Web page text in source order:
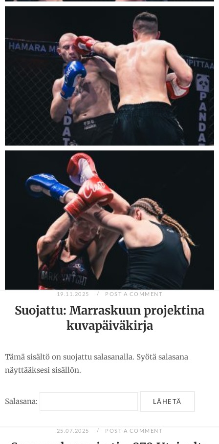
19.11.2025 POST A COMMENT
Suojattu: Marraskuun projektina
kuvapäiväkirja
Tämä sisältö on suojattu salasanalla. Syötä salasana
näyttääksesi sisällön.
Salasana:
25.07.2025 POST A COMMENT